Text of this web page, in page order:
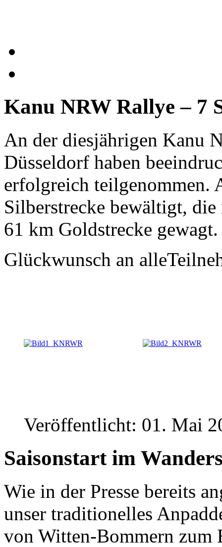
Kanu NRW Rallye – 7
An der diesjährigen Kanu
Düsseldorf haben
erfolgreich teilgenommen.
Silberstrecke bewältigt,
61 km Goldstrecke gewagt.
Glückwunsch an
Veröffentlicht: 01. Mai
Saisonstart im
Wie in der Presse bereits
unser traditionelles
von Witten-Bommern zum